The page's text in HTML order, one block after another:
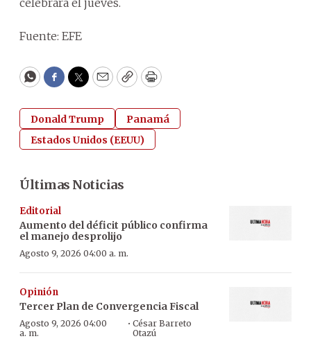
Fuente: EFE
WhatsApp
Facebook
Twitter
EmailCopyPrint
Donald Trump
Panamá
Estados Unidos (EEUU)
Últimas Noticias
Editorial
Aumento del déficit público confirma
el manejo desprolijo
Agosto 9, 2026 04:00 a. m.
Opinión
Tercer Plan de Convergencia Fiscal
Agosto 9, 2026 04:00
a. m.
·César Barreto
Otazú